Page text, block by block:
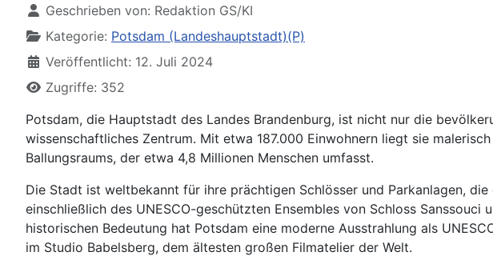
Geschrieben von: Redaktion GS/KI
Kategorie: Potsdam (Landeshauptstadt)(P)
Veröffentlicht: 12. Juli 2024
Zugriffe: 352
Potsdam, die Hauptstadt des Landes Brandenburg, ist nicht nur die
wissenschaftliches Zentrum. Mit etwa 187.000 Einwohnern liegt sie
Ballungsraums, der etwa 4,8 Millionen Menschen umfasst.
Die Stadt ist weltbekannt für ihre prächtigen Schlösser und Parkanlagen,
einschließlich des UNESCO-geschützten Ensembles von Schloss
historischen Bedeutung hat Potsdam eine moderne Ausstrahlung als
im Studio Babelsberg, dem ältesten großen Filmatelier der Welt.